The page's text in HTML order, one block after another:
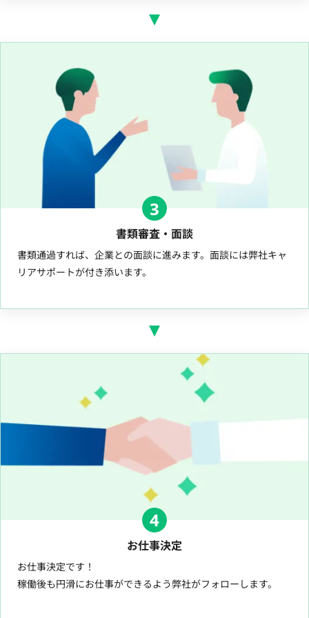
3
書類審査・面談
書類通過すれば、企業との面談に進みます。面談には弊社キャ
リアサポートが付き添います。
4
お仕事決定
お仕事決定です！
稼働後も円滑にお仕事ができるよう弊社がフォローします。